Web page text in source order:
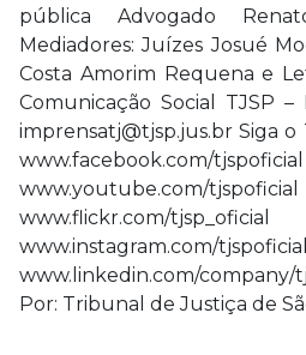
pública Advogado
Mediadores: Juízes Josué
Costa Amorim Requena e
Comunicação Social TJSP
imprensatj@tjsp.jus.br Siga o
www.facebook.com/
www.youtube.com/tjspoficial
www.flickr.com/tjsp_oficial
www.instagram.com/tjspoficial
www.linkedin.com/company/
Por: Tribunal de Justiça de